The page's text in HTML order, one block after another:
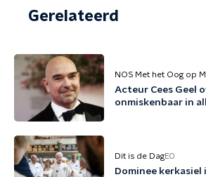
Gerelateerd
NOS Met het Oog op
Acteur Cees Geel
onmiskenbaar in
Dit is de DagEO
Dominee